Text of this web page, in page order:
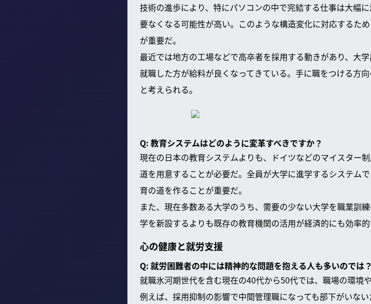
技術の進歩により、特にパソコンの中で完結する仕事は大幅
要なくなる可能性が高い。このような構造変化に対応するた
が重要だ。
最近では地方の工場などで高卒者を採用する動きがあり、大
就職した方が給料が良くなってきている。手に職をつける方
と考えられる。
Q: 教育システムはどのように変革すべきですか？
現在の日本の教育システムよりも、ドイツなどのマイスター
道を用意することが必要だ。全員が大学に進学するシステム
育の道を作ることが重要だ。
また、現在多数ある大学のうち、需要の少ない大学を職業訓
学を新設するよりも既存の教育機関の活用が経済的にも効率的
心の健康と就労支援
Q: 就労困難者の中には精神的な問題を抱える人も多いのでは？
就職氷河期世代を含む現在の40代から50代では、職場の環境
例えば、採用抑制の影響で中間管理職になっても部下がいな